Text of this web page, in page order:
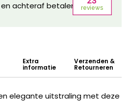
achteraf betalen mogelijk!
Extra
informatie
Verzenden &
Retourneren
elegante uitstraling met deze